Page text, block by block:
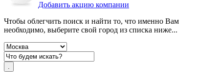
Добавить акцию компании
Чтобы облегчить поиск и найти то, что именно Вам
необходимо, выберите свой город из списка ниже...